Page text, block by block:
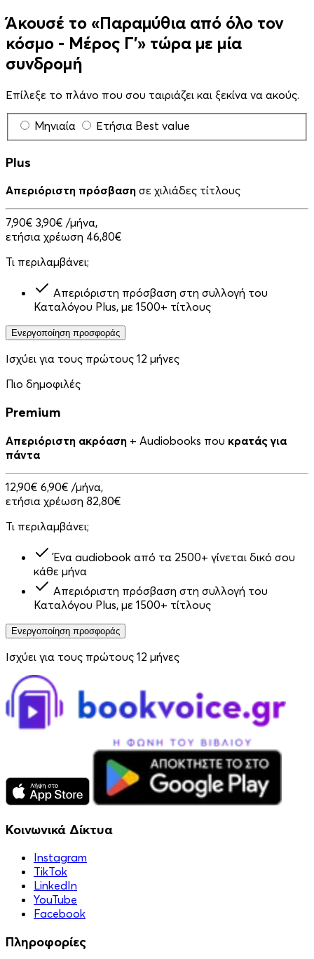
Άκουσέ το «Παραμύθια από όλο τον
κόσμο - Μέρος Γ'» τώρα με μία
συνδρομή
Επίλεξε το πλάνο που σου ταιριάζει και ξεκίνα να ακούς.
Μηνιαία Ετήσια Best value
Plus
Απεριόριστη πρόσβαση σε χιλιάδες τίτλους
7,90€ 3,90€ /μήνα,
ετήσια χρέωση 46,80€
Τι περιλαμβάνει;
Απεριόριστη πρόσβαση στη συλλογή του
Καταλόγου Plus, με 1500+ τίτλους
Ενεργοποίηση προσφοράς
Ισχύει για τους πρώτους 12 μήνες
Πιο δημοφιλές
Premium
Απεριόριστη ακρόαση + Audiobooks που κρατάς για
πάντα
12,90€ 6,90€ /μήνα,
ετήσια χρέωση 82,80€
Τι περιλαμβάνει;
Ένα audiobook από τα 2500+ γίνεται δικό σου
κάθε μήνα
Απεριόριστη πρόσβαση στη συλλογή του
Καταλόγου Plus, με 1500+ τίτλους
Ενεργοποίηση προσφοράς
Ισχύει για τους πρώτους 12 μήνες
Κοινωνικά Δίκτυα
Instagram
TikTok
LinkedIn
YouTube
Facebook
Πληροφορίες